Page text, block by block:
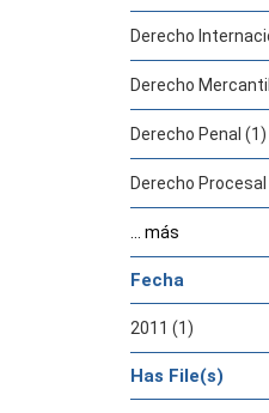
Derecho
Derecho
Derecho Penal (1)
Derecho Procesal
... más
Fecha
2011 (1)
Has File(s)